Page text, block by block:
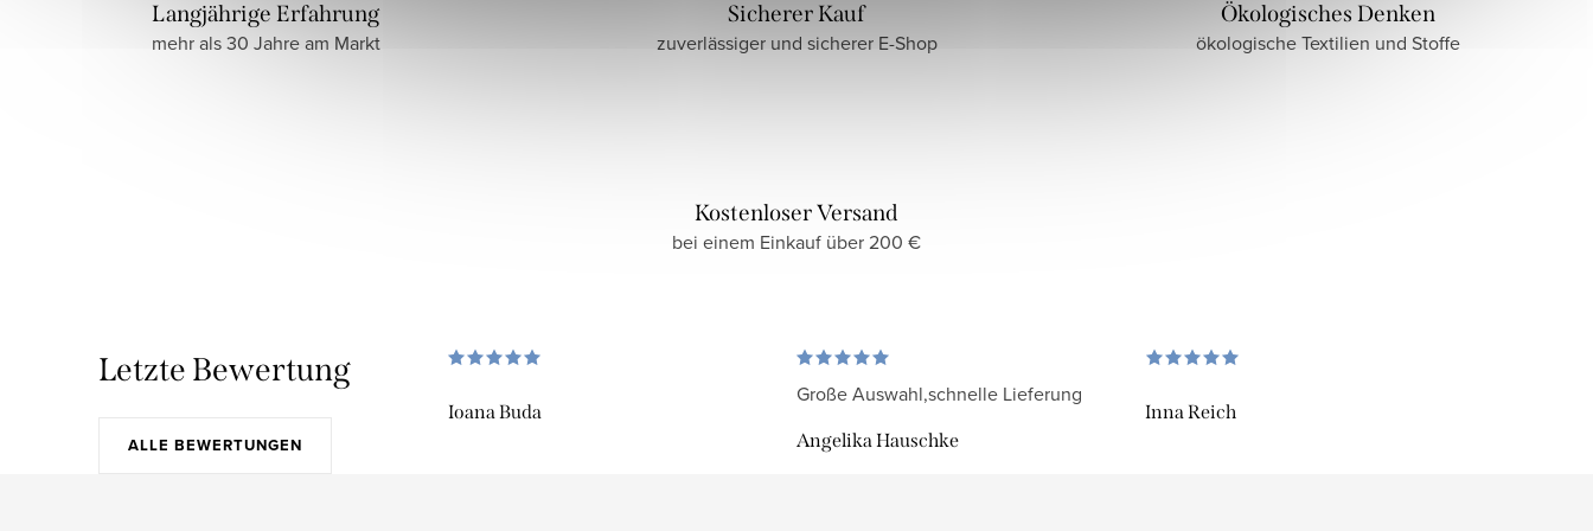
Langjährige Erfahrung
mehr als 30 Jahre am Markt
Sicherer Kauf
zuverlässiger und sicherer E-Shop
Ökologisches Denken
ökologische Textilien und Stoffe
Kostenloser Versand
bei einem Einkauf über 200 €
Letzte Bewertung
ALLE BEWERTUNGEN
Ioana Buda
Große Auswahl,schnelle Lieferung
Angelika Hauschke
Inna Reich